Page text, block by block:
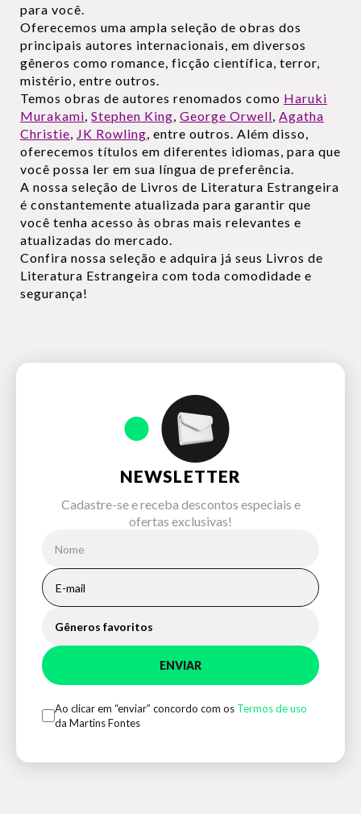
para você.
Oferecemos uma ampla seleção de obras dos
principais autores internacionais, em diversos
gêneros como romance, ficção científica, terror,
mistério, entre outros.
Temos obras de autores renomados como Haruki
Murakami, Stephen King, George Orwell, Agatha
Christie, JK Rowling, entre outros. Além disso,
oferecemos títulos em diferentes idiomas, para que
você possa ler em sua língua de preferência.
A nossa seleção de Livros de Literatura Estrangeira
é constantemente atualizada para garantir que
você tenha acesso às obras mais relevantes e
atualizadas do mercado.
Confira nossa seleção e adquira já seus Livros de
Literatura Estrangeira com toda comodidade e
segurança!
NEWSLETTER
Cadastre-se e receba descontos especiais e
ofertas exclusivas!
Gêneros favoritos
ENVIAR
Ao clicar em “enviar” concordo com os Termos de uso
da Martins Fontes